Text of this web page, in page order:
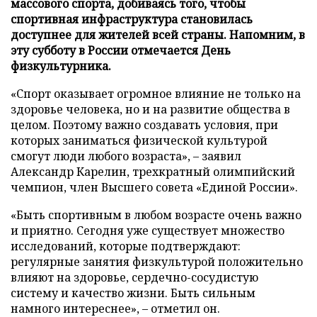
массового спорта, добиваясь того, чтобы
спортивная инфраструктура становилась
доступнее для жителей всей страны. Напомним, в
эту субботу в России отмечается День
физкультурника.
«Спорт оказывает огромное влияние не только на
здоровье человека, но и на развитие общества в
целом. Поэтому важно создавать условия, при
которых заниматься физической культурой
смогут люди любого возраста», – заявил
Александр Карелин, трехкратный олимпийский
чемпион, член Высшего совета «Единой России».
«Быть спортивным в любом возрасте очень важно
и приятно. Сегодня уже существует множество
исследований, которые подтверждают:
регулярные занятия физкультурой положительно
влияют на здоровье, сердечно-сосудистую
систему и качество жизни. Быть сильным
намного интереснее», – отметил он.